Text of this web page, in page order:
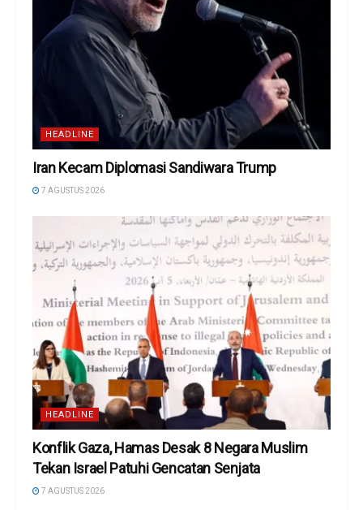
HEADLINE
Iran Kecam Diplomasi Sandiwara Trump
7 AGUSTUS 2026
HEADLINE
Konflik Gaza, Hamas Desak 8 Negara Muslim
Tekan Israel Patuhi Gencatan Senjata
7 AGUSTUS 2026